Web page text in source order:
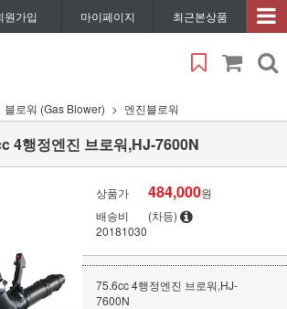
원가입 마이페이지 최근본상품
블로워 (Gas Blower) 엔진블로워
4행정엔진 브로워,HJ-7600N
상품가 484,000원
배송비
(차등)
20181030
75.6cc 4행정엔진 브로워,HJ-
7600N